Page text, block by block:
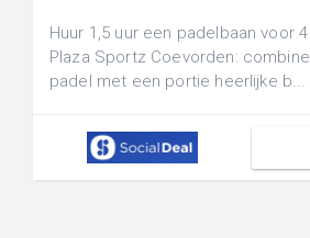
Huur 1,5 uur een padelbaan voor
Plaza Sportz Coevorden:
padel met een portie heerlijke b...